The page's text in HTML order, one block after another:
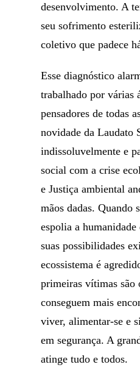
desenvolvimento. A
seu sofrimento
coletivo que padece
Esse diagnóstico
trabalhado por várias
pensadores de todas
novidade da Laudato
indissoluvelmente e
social com a crise
e Justiça ambiental
mãos dadas. Quando
espolia a
suas possibilidades
ecossistema é
primeiras vítimas são
conseguem mais
viver, alimentar-se e
em segurança. A
atinge tudo e todos.